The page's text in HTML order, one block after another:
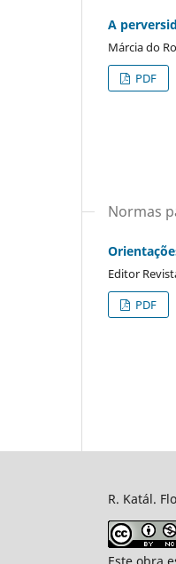
A
Márcia do
PDF
Normas
Editor
PDF
R. Katál.
Este obra